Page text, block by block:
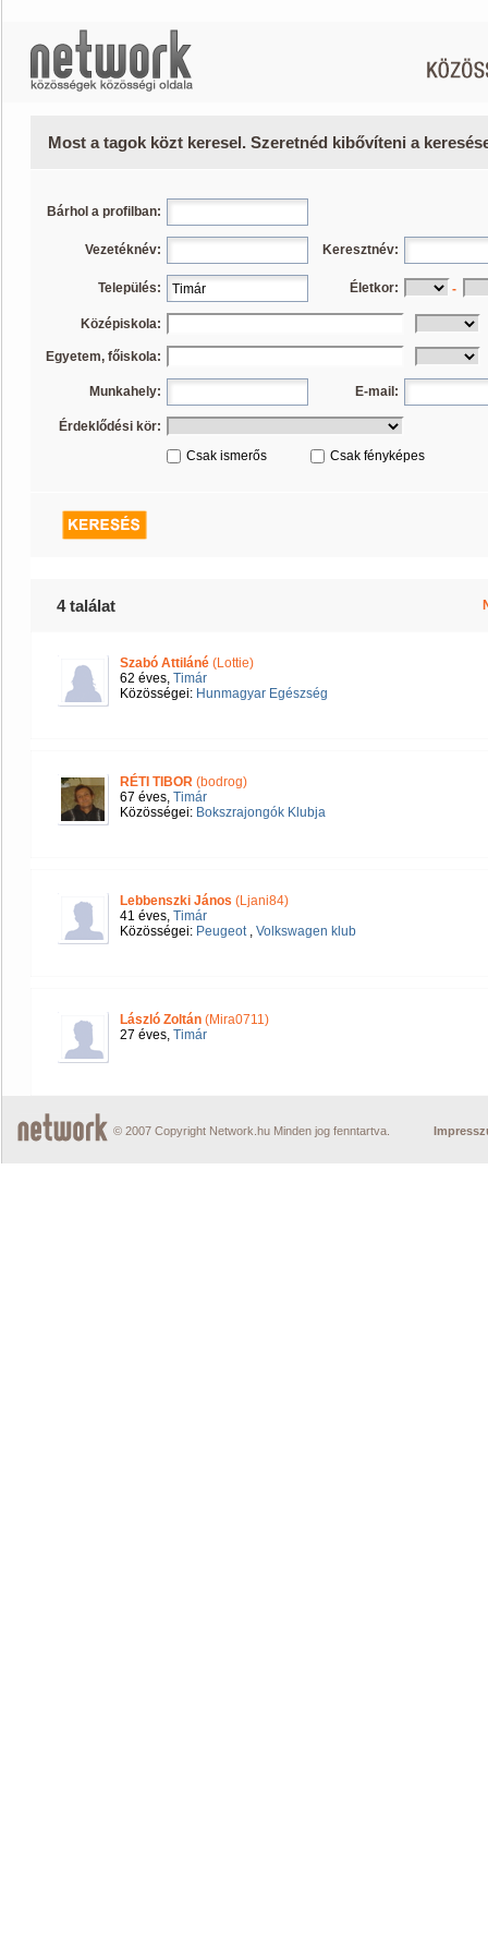
Most a tagok közt keresel. Szeretnéd kibővíteni a
Bárhol a profilban:
Vezetéknév: Keresztnév:
Település: Életkor: -
Középiskola:
Egyetem, főiskola:
Munkahely: E-mail:
Érdeklődési kör:
Csak ismerős
Csak fényképes
4 találat
Szabó Attiláné (Lottie)
62 éves, Timár
Közösségei: Hunmagyar Egészség
RÉTI TIBOR (bodrog)
67 éves, Timár
Közösségei: Bokszrajongók Klubja
Lebbenszki János (Ljani84)
41 éves, Timár
Közösségei: Peugeot, Volkswagen klub
László Zoltán (Mira0711)
27 éves, Timár
© 2007 Copyright Network.hu Minden jog fenntartva.